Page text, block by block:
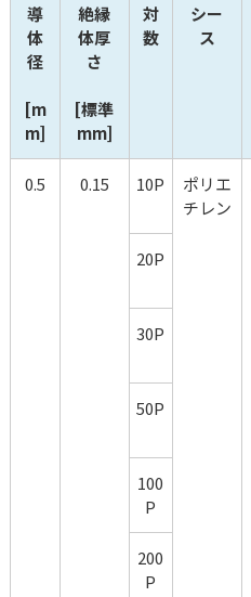
導
体
径
[m
m]
絶縁
体厚
さ
[標準
mm]
対
数
シー
ス
0.5 0.15 10P
ポリエ
チレン
20P
30P
50P
100
P
200
P